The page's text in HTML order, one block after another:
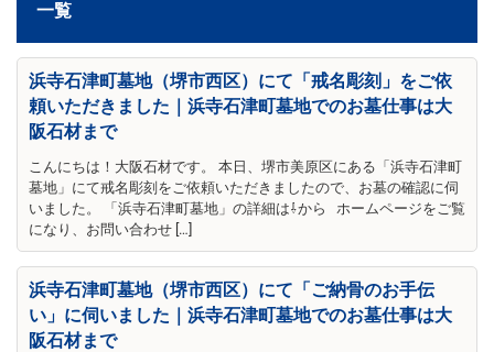
一覧
浜寺石津町墓地（堺市西区）にて「戒名彫刻」をご依
頼いただきました｜浜寺石津町墓地でのお墓仕事は大
阪石材まで
こんにちは！大阪石材です。 本日、堺市美原区にある「浜寺石津町
墓地」にて戒名彫刻をご依頼いただきましたので、お墓の確認に伺
いました。 「浜寺石津町墓地」の詳細は⇩から ホームページをご覧
になり、お問い合わせ […]
浜寺石津町墓地（堺市西区）にて「ご納骨のお手伝
い」に伺いました｜浜寺石津町墓地でのお墓仕事は大
阪石材まで